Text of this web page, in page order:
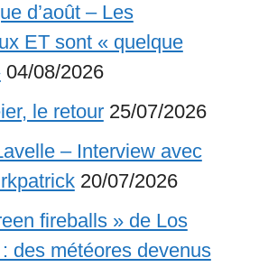
d’août – Les
ET sont « quelque
04/08/2026
le retour 25/07/2026
– Interview avec
20/07/2026
fireballs » de Los
des météores devenus